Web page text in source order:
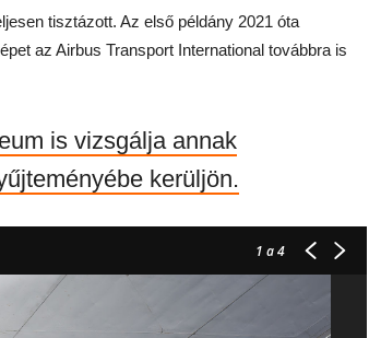
tisztázott. Az első példány 2021 óta
az Airbus Transport International továbbra is
is vizsgálja annak
kerüljön.
1 a 4